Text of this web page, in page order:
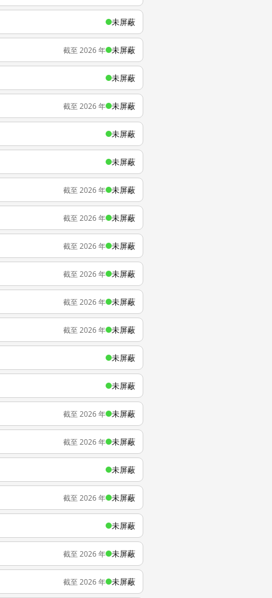
未屏蔽
截至 2026 年 未屏蔽
未屏蔽
截至 2026 年 未屏蔽
未屏蔽
未屏蔽
截至 2026 年 未屏蔽
截至 2026 年 未屏蔽
截至 2026 年 未屏蔽
截至 2026 年 未屏蔽
截至 2026 年 未屏蔽
截至 2026 年 未屏蔽
未屏蔽
未屏蔽
截至 2026 年 未屏蔽
截至 2026 年 未屏蔽
未屏蔽
截至 2026 年 未屏蔽
未屏蔽
截至 2026 年 未屏蔽
截至 2026 年 未屏蔽